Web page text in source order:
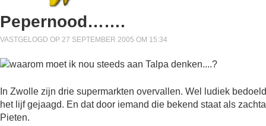
Pepernood…….
VASTGELOGD OP 27 SEPTEMBER 2005 OM 15:34
In Zwolle zijn drie supermarkten overvallen. Wel ludiek
het lijf gejaagd. En dat door iemand die bekend staat als
Pieten.